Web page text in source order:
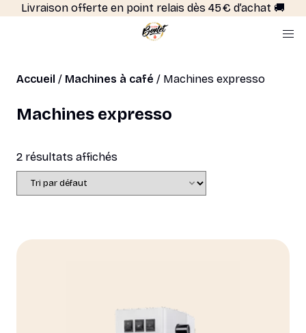
Livraison offerte en point relais dès 45 € d’achat 🚚
Accueil / Machines à café / Machines expresso
Machines expresso
2 résultats affichés